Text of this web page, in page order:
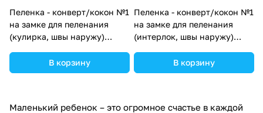
Пеленка - конверт/кокон №1
на замке для пеленания
(кулирка, швы наружу)
ассортименте.В корзину
Пеленка - конверт/кокон №1
на замке для пеленания
(интерлок, швы наружу)
ассортименте.В корзину
Маленький ребенок – это огромное счастье в каждой